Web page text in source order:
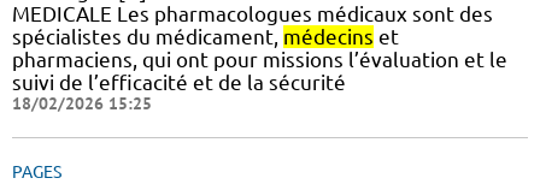
MEDICALE Les pharmacologues médicaux sont des
spécialistes du médicament, médecins et
pharmaciens, qui ont pour missions l’évaluation et le
suivi de l’efficacité et de la sécurité
18/02/2026 15:25
PAGES